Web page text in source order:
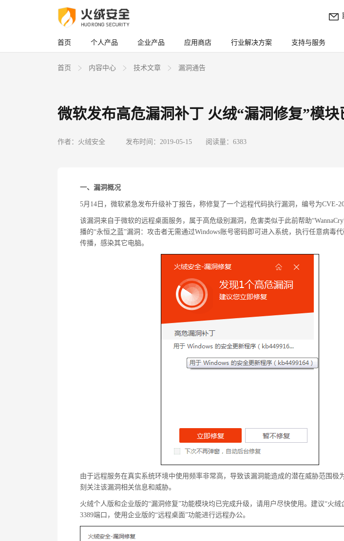
首页 个人产品 企业产品 应用商店 行业解决方案 支持与服务
首页 内容中心 技术文章 漏洞通告
微软发布高危漏洞补丁 火绒“漏洞修复”模块
作者：火绒安全 发布时间：2019-05-15 阅读量：6383
一、漏洞概况
5月14日，微软紧急发布升级补丁报告，称修复了一个远程代码执行漏洞，编号为CVE-
该漏洞来自于微软的远程桌面服务，属于高危级别漏洞，危害类似于此前帮助
播的“永恒之蓝”漏洞：攻击者无需通过Windows账号密码即可进入系统，执行任意病毒
传播，感染其它电脑。
由于远程服务在真实系统环境中使用频率非常高，导致该漏洞能造成的潜在威胁范围极
刻关注该漏洞相关信息和威胁。
火绒个人版和企业版的“漏洞修复”功能模块均已完成升级，请用户尽快使用。建议“火绒
3389端口，使用企业版的“远程桌面”功能进行远程办公。